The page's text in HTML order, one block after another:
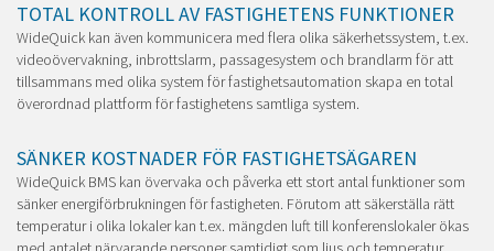
TOTAL KONTROLL AV FASTIGHETENS FUNKTIONER
WideQuick kan även kommunicera med flera olika säkerhetssystem, t.ex.
videoövervakning, inbrottslarm, passagesystem och brandlarm för att
tillsammans med olika system för fastighetsautomation skapa en total
överordnad plattform för fastighetens samtliga system.
SÄNKER KOSTNADER FÖR FASTIGHETSÄGAREN
WideQuick BMS kan övervaka och påverka ett stort antal funktioner som
sänker energiförbrukningen för fastigheten. Förutom att säkerställa rätt
temperatur i olika lokaler kan t.ex. mängden luft till konferenslokaler ökas